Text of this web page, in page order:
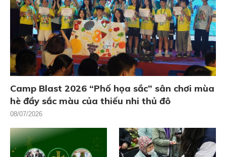
Camp Blast 2026 “Phố họa sắc” sân chơi mùa
hè đầy sắc màu của thiếu nhi thủ đô
08/07/2026